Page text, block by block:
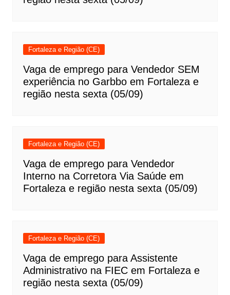
Fortaleza e Região (CE)
Vaga de emprego para Vendedor SEM
experiência no Garbbo em Fortaleza e
região nesta sexta (05/09)
Fortaleza e Região (CE)
Vaga de emprego para Vendedor
Interno na Corretora Via Saúde em
Fortaleza e região nesta sexta (05/09)
Fortaleza e Região (CE)
Vaga de emprego para Assistente
Administrativo na FIEC em Fortaleza e
região nesta sexta (05/09)